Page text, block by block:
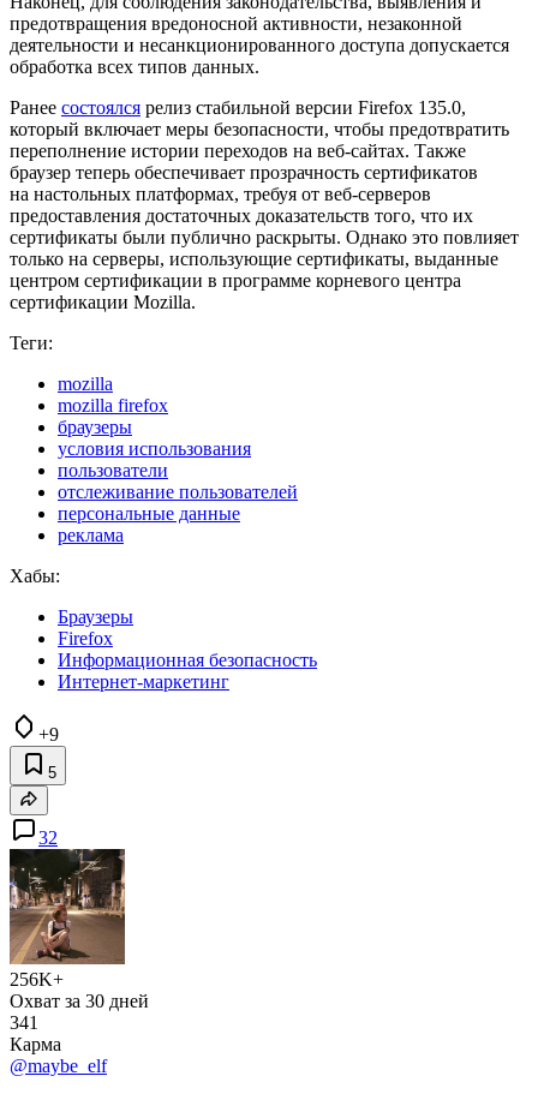
предотвращения вредоносной активности, незаконной
деятельности и несанкционированного доступа допускается
обработка всех типов данных.
Ранее состоялся релиз стабильной версии Firefox 135.0,
который включает ​меры безопасности, чтобы предотвратить
переполнение истории переходов на веб-сайтах. Также
браузер теперь обеспечивает прозрачность сертификатов
на настольных платформах, требуя от веб‑серверов
предоставления достаточных доказательств того, что их
сертификаты были публично раскрыты. Однако это повлияет
только на серверы, использующие сертификаты, выданные
центром сертификации в программе корневого центра
сертификации Mozilla.
Теги:
mozilla
mozilla firefox
браузеры
условия использования
пользователи
отслеживание пользователей
персональные данные
реклама
Хабы:
Браузеры
Firefox
Информационная безопасность
Интернет-маркетинг
+9
5
32
256K+
Охват за 30 дней
341
Карма
@maybe_elf